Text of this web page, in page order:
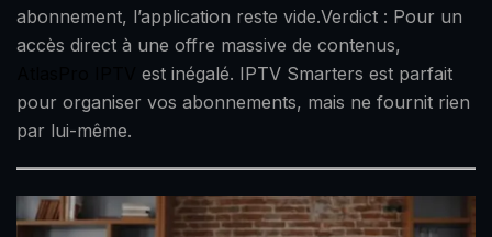
abonnement, l’application reste vide.Verdict : Pour un
accès direct à une offre massive de contenus,
est inégalé. IPTV Smarters est parfait
pour organiser vos abonnements, mais ne fournit rien
par lui-même.